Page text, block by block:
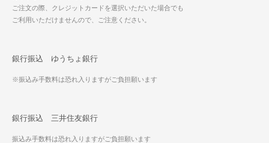
ご注文の際、クレジットカードを選択いただいた場合でも
ご利用いただけませんので、ご注意ください。
銀行振込 ゆうちょ銀行
※振込み手数料は恐れ入りますがご負担願います
銀行振込 三井住友銀行
振込み手数料は恐れ入りますがご負担願います